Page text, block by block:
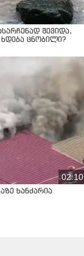
შევიდა,
ცნობილი?
02:10
ხანძარია